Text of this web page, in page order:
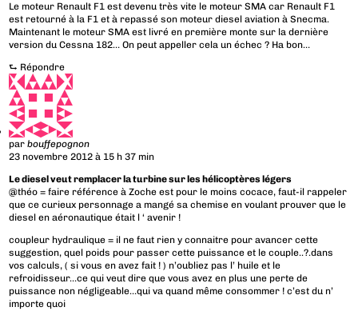
Le moteur Renault F1 est devenu très vite le moteur SMA car Renault F1
est retourné à la F1 et à repassé son moteur diesel aviation à Snecma.
Maintenant le moteur SMA est livré en première monte sur la dernière
version du Cessna 182… On peut appeller cela un échec ? Ha bon…
⮑ Répondre
parbouffepognon
23 novembre 2012 à 15 h 37 min
Le diesel veut remplacer la turbine sur les hélicoptères légers
@théo = faire référence à Zoche est pour le moins cocace, faut-il rappeler
que ce curieux personnage a mangé sa chemise en voulant prouver que le
diesel en aéronautique était l ‘ avenir !
coupleur hydraulique = il ne faut rien y connaitre pour avancer cette
suggestion, quel poids pour passer cette puissance et le couple..?.dans
vos calculs, ( si vous en avez fait ! ) n’oubliez pas l’ huile et le
refroidisseur…ce qui veut dire que vous avez en plus une perte de
puissance non négligeable…qui va quand même consommer ! c’est du n’
importe quoi